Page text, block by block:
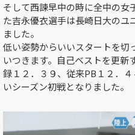
そして西諫早中の時に全中の女
た吉永優衣選手は長崎日大のユ
ました。
低い姿勢からいいスタートを切
いつきます。自己ベストを更新
録１２．３９、従来PB１２．
いシーズン初戦となりました。